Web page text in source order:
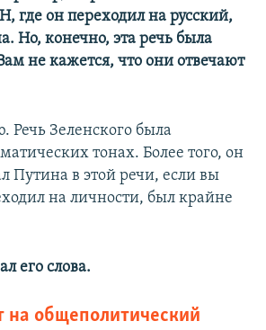
где он переходил на русский,
Но, конечно, эта речь была
не кажется, что они отвечают
Зеленского была
тонах. Более того, он
Путина в этой речи, если вы
на личности, был крайне
его слова.
на общеполитический